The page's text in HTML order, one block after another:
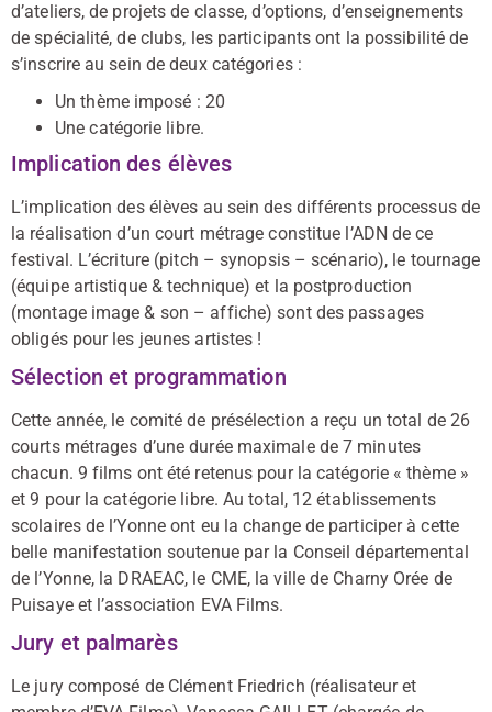
d’ateliers, de projets de classe, d’options, d’enseignements
de spécialité, de clubs, les participants ont la possibilité de
s’inscrire au sein de deux catégories :
Un thème imposé : 20
Une catégorie libre.
Implication des élèves
L’implication des élèves au sein des différents processus de
la réalisation d’un court métrage constitue l’ADN de ce
festival. L’écriture (pitch – synopsis – scénario), le tournage
(équipe artistique & technique) et la postproduction
(montage image & son – affiche) sont des passages
obligés pour les jeunes artistes !
Sélection et programmation
Cette année, le comité de présélection a reçu un total de 26
courts métrages d’une durée maximale de 7 minutes
chacun. 9 films ont été retenus pour la catégorie « thème »
et 9 pour la catégorie libre. Au total, 12 établissements
scolaires de l’Yonne ont eu la change de participer à cette
belle manifestation soutenue par la Conseil départemental
de l’Yonne, la DRAEAC, le CME, la ville de Charny Orée de
Puisaye et l’association EVA Films.
Jury et palmarès
Le jury composé de Clément Friedrich (réalisateur et